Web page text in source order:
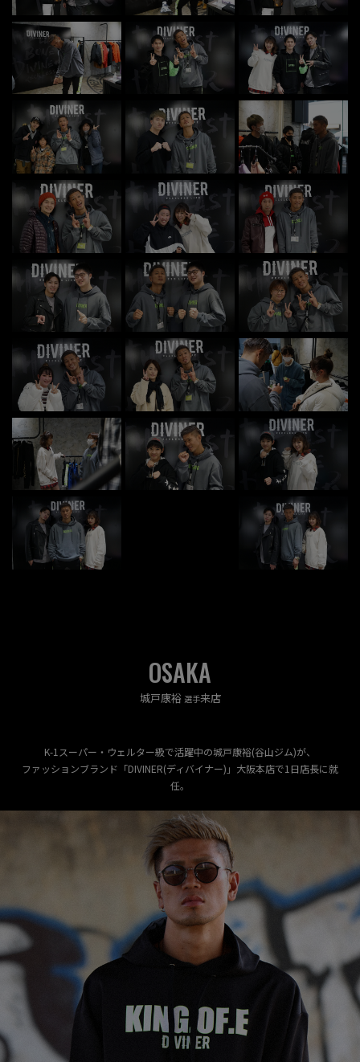
OSAKA
城戸康裕 選手来店
K-1スーパー・ウェルター級で活躍中の城戸康裕(谷山ジム)が、
ファッションブランド「DIVINER(ディバイナー)」大阪本店で1日店長に就
任。